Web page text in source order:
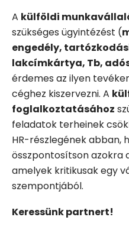
A külföldi
szükséges ügyintézést (
engedély,
lakcímkártya, Tb,
érdemes az ilyen
céghez kiszervezni. A
foglalkoztatásához
feladatok terheinek
HR-részlegének abban,
összpontosítson azokra
amelyek kritikusak egy
szempontjából.
Keressünk partnert!